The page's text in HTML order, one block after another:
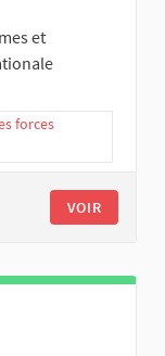
et
forces
VOIR